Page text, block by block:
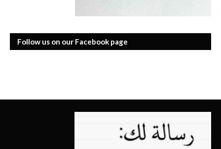
Follow us on our Facebook page